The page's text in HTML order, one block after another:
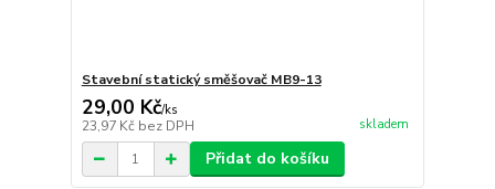
Stavební statický směšovač MB9-13
29,00 Kč/ks
23,97 Kč bez DPH skladem
Přidat do košíku